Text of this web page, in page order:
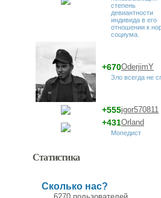
степень
девиантности
индивида в его
отношении к
социума.
OderjimY
+670
Зло всегда не
jgor570811
+555
Orland
+431
Мопедист
Статистика
Сколько нас?